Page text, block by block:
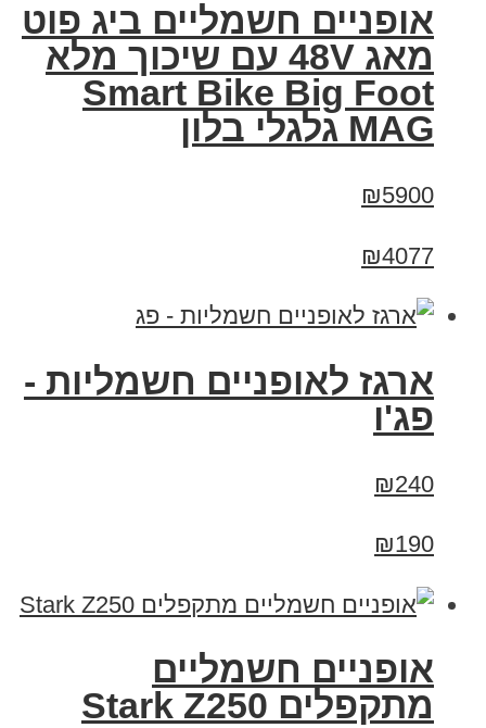
אופניים חשמליים ביג פוט
מאג 48V עם שיכוך מלא
Smart Bike Big Foot
MAG גלגלי בלון
₪5900
₪4077
ארגז לאופניים חשמליות -
פג'ו
₪240
₪190
‏אופניים חשמליים
‏מתקפלים Stark Z250